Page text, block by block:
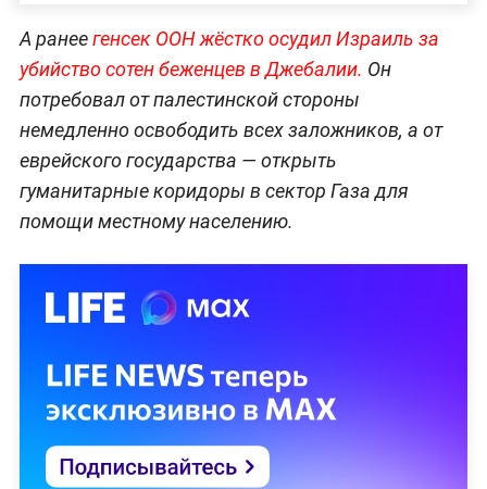
А ранеегенсек ООН жёстко осудил Израиль за
убийство сотен беженцев в Джебалии. Он
потребовал от палестинской стороны
немедленно освободить всех заложников, а от
еврейского государства — открыть
гуманитарные коридоры в сектор Газа для
помощи местному населению.